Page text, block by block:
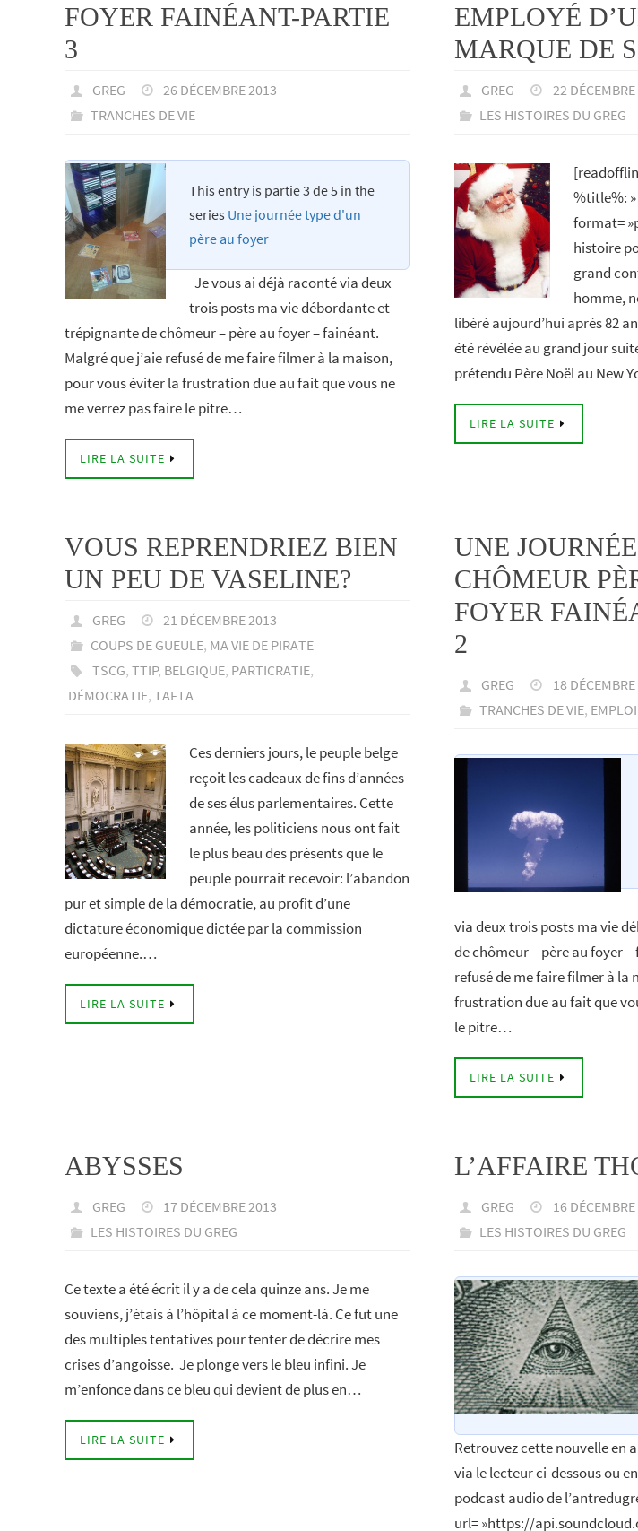
FOYER FAINÉANT-PARTIE
3
GREG
26 DÉCEMBRE 2013
TRANCHES DE VIE
This entry is partie 3 de 5 in the
series Une journée type d'un
père au foyer
Je vous ai déjà raconté via deux
trois posts ma vie débordante et
trépignante de chômeur – père au foyer – fainéant.
Malgré que j’aie refusé de me faire filmer à la maison,
pour vous éviter la frustration due au fait que vous ne
me verrez pas faire le pitre…
LIRE LA SUITE
EMPLOYÉ
MARQUE DE
GREG
22
LES HISTOIRES DU GREG
%title%: »
format=
histoire
grand
homme,
libéré aujourd’hui après 82
été révélée au grand jour
prétendu Père Noël au New
LIRE LA SUITE
VOUS REPRENDRIEZ BIEN
UN PEU DE VASELINE?
GREG
21 DÉCEMBRE 2013
COUPS DE GUEULE, MA VIE DE PIRATE
TSCG, TTIP, BELGIQUE, PARTICRATIE,
DÉMOCRATIE, TAFTA
Ces derniers jours, le peuple belge
reçoit les cadeaux de fins d’années
de ses élus parlementaires. Cette
année, les politiciens nous ont fait
le plus beau des présents que le
peuple pourrait recevoir: l’abandon
pur et simple de la démocratie, au profit d’une
dictature économique dictée par la commission
européenne.…
LIRE LA SUITE
UNE
CHÔMEUR
FOYER
2
GREG
18
TRANCHES DE VIE, EMPLOI
via deux trois posts ma vie
de chômeur – père au foyer
refusé de me faire filmer à la
frustration due au fait que
le pitre…
LIRE LA SUITE
ABYSSES
GREG
17 DÉCEMBRE 2013
LES HISTOIRES DU GREG
Ce texte a été écrit il y a de cela quinze ans. Je me
souviens, j’étais à l’hôpital à ce moment-là. Ce fut une
des multiples tentatives pour tenter de décrire mes
crises d’angoisse. Je plonge vers le bleu infini. Je
m’enfonce dans ce bleu qui devient de plus en…
LIRE LA SUITE
L’AFFAIRE
GREG
16
LES HISTOIRES DU GREG
Retrouvez cette nouvelle en
via le lecteur ci-dessous ou
podcast audio de
url= »https://